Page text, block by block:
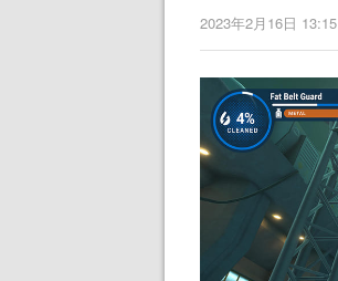
2023年2月16日 13:15